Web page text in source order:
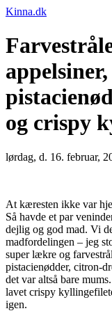
Kinna.dk
og crispy
lørdag, d. 16. februar,
At kæresten ikke var
Så havde et par
dejlig og god mad. Vi
madfordelingen – jeg
super lækre og
pistacienødder, citron-
det var altså bare
lavet crispy
igen.